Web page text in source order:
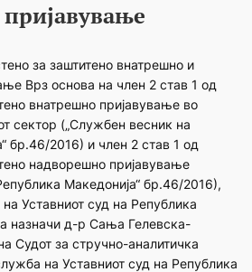
за заштитено внатрешно и
Врз основа на член 2 став 1 од
внатрешно пријавување во
сектор („Службен весник на
бр.46/2016) и член 2 став 1 од
надворешно пријавување
Македонија“ бр.46/2016),
Уставниот суд на Република
назначи д-р Сања Гелевска-
Судот за стручно-аналитичка
на Уставниот суд на Република